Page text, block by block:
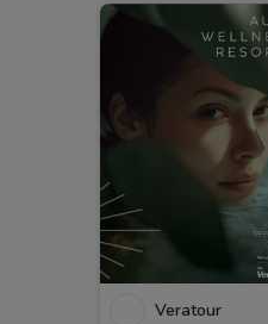
Veratour